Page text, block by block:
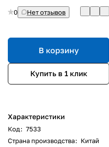
0 Нет отзывов
В корзину
Купить в 1 клик
Характеристики
Код: 7533
Страна производства: Китай